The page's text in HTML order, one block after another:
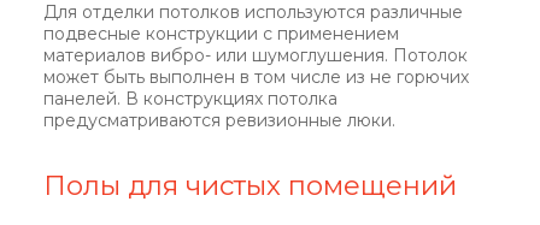
Для отделки потолков используются различные
подвесные конструкции с применением
материалов вибро- или шумоглушения. Потолок
может быть выполнен в том числе из не горючих
панелей. В конструкциях потолка
предусматриваются ревизионные люки.
Полы для чистых помещений